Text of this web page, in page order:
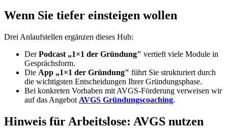
Wenn Sie tiefer einsteigen wollen
Drei Anlaufstellen ergänzen dieses Hub:
DerPodcast „1×1 der Gründung" vertieft viele Module in
Gesprächsform.
Die App „1×1 der Gründung" führt Sie strukturiert durch
die wichtigsten Entscheidungen Ihrer Gründungsphase.
Bei konkreten Vorhaben mit AVGS-Förderung verweisen wir
auf das Angebot AVGS Gründungscoaching.
Hinweis für Arbeitslose: AVGS nutzen